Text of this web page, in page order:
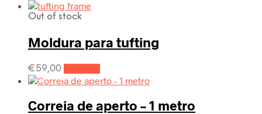
Out of stock
Moldura para tufting
€59,00
Correia de aperto – 1 metro